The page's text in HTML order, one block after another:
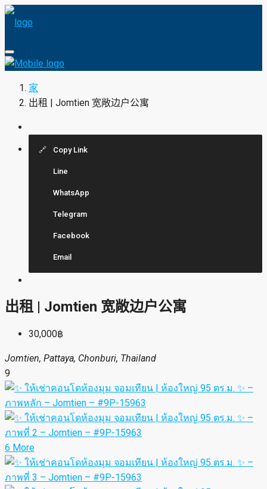
家
出租 | Jomtien 宽敞边户公寓
Copy Link
Line
WhatsApp
Telegram
Facebook
Email
出租 | Jomtien 宽敞边户公寓
30,000฿
Jomtien, Pattaya, Chonburi, Thailand
9
6 More